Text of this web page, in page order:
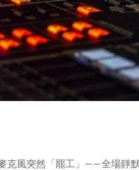
克風突然「罷工」——全場靜